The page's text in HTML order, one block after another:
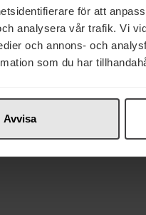
för att
analysera vår trafik. Vi
och annons- och
som du har
Avvisa